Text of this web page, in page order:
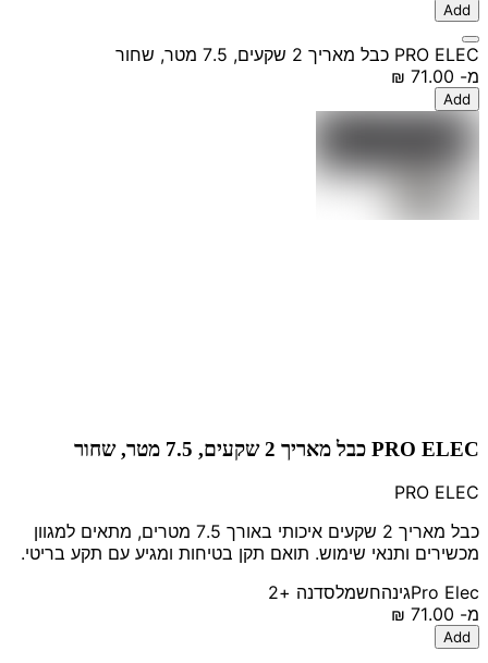
Add
PRO ELEC כבל מאריך 2 שקעים, 7.5 מטר, שחור
מ-
Add
PRO ELEC כבל מאריך 2 שקעים, 7.5 מטר, שחור
PRO ELEC
כבל מאריך 2 שקעים איכותי באורך 7.5 מטרים, מתאים למגוון
מכשירים ותנאי שימוש. תואם תקן בטיחות ומגיע עם תקע בריטי.
Pro Elecגינהחשמלסדנה +2
מ-
Add